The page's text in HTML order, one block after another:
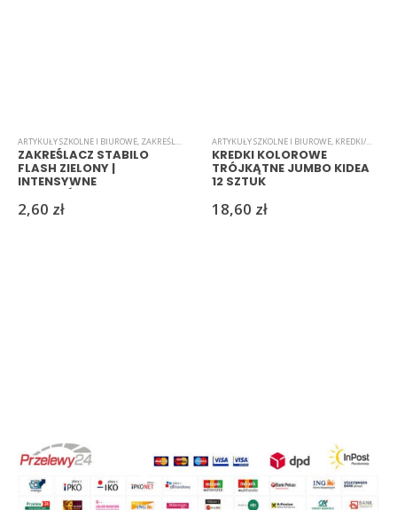
ARTYKUŁY SZKOLNE I BIUROWE, ZAKREŚLACZE
ZAKREŚLACZ STABILO
FLASH ZIELONY |
INTENSYWNE
2,60 zł
ARTYKUŁY SZKOLNE I BIUROWE, KREDKI/MARKERY/PISAKI
KREDKI KOLOROWE
TRÓJKĄTNE JUMBO KIDEA
12 SZTUK
18,60 zł